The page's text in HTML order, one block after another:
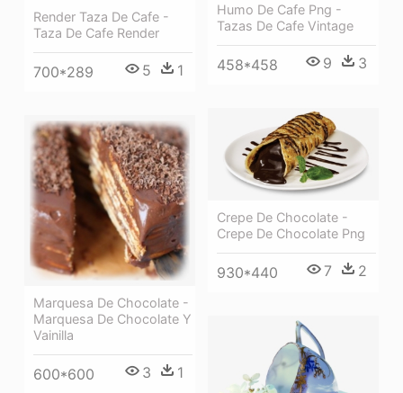
Humo De Cafe Png -
Tazas De Cafe Vintage
458*458 9 3
Render Taza De Cafe -
Taza De Cafe Render
700*289 5 1
Crepe De Chocolate -
Crepe De Chocolate Png
930*440 7 2
Marquesa De Chocolate -
Marquesa De Chocolate Y
Vainilla
600*600 3 1